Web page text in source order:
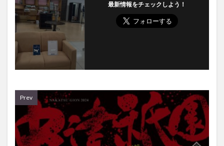
最新情報をチェックしよう！
Prev